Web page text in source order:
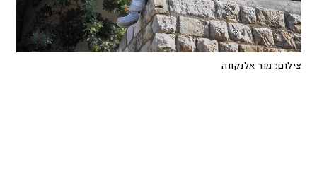
צילום: מור אלנקווה